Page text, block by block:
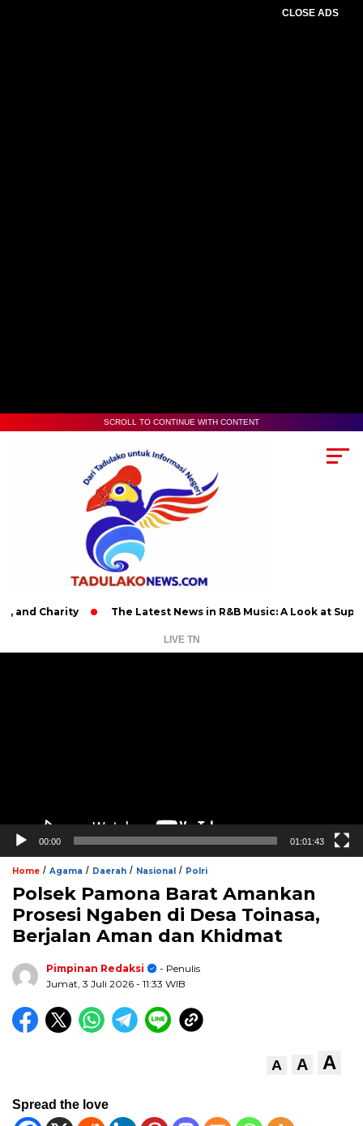
SCROLL TO CONTINUE WITH CONTENT
The Latest News in R&B Music: A Look at Super
LIVE TN
00:00 01:01:43
Home / Agama / Daerah / Nasional / Polri
Polsek Pamona Barat Amankan
Prosesi Ngaben di Desa Toinasa,
Berjalan Aman dan Khidmat
Pimpinan Redaksi
- Penulis
Jumat, 3 Juli 2026 - 11:33 WIB
A A A
Spread the love